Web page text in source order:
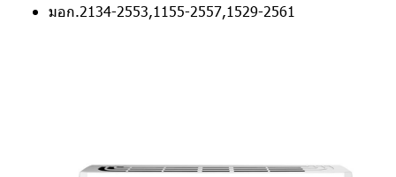
มอก.2134-2553,1155-2557,1529-2561